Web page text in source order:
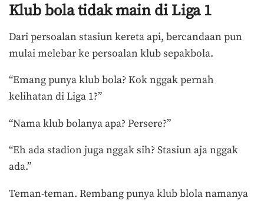
Klub bola tidak main di Liga 1
Dari persoalan stasiun kereta api, bercandaan pun
mulai melebar ke persoalan klub sepakbola.
“Emang punya klub bola? Kok nggak pernah
kelihatan di Liga 1?”
“Nama klub bolanya apa? Persere?”
“Eh ada stadion juga nggak sih? Stasiun aja nggak
ada.”
Teman-teman. Rembang punya klub blola namanya